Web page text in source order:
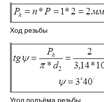
Ход резьбы
Угол подъёма резьбы